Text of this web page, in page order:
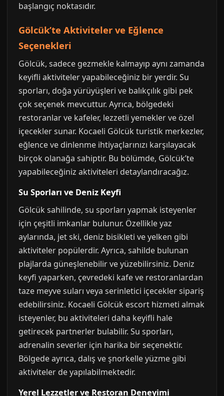
başlangıç noktasıdır.
Gölcük’te Aktiviteler ve Eğlence
Seçenekleri
Gölcük, sadece gezmekle kalmayıp aynı zamanda
keyifli aktiviteler yapabileceğiniz bir yerdir. Su
sporları, doğa yürüyüşleri ve balıkçılık gibi pek
çok seçenek mevcuttur. Ayrıca, bölgedeki
restoranlar ve kafeler, lezzetli yemekler ve özel
içecekler sunar. Kocaeli Gölcük turistik merkezler,
eğlence ve dinlenme ihtiyaçlarınızı karşılayacak
birçok olanağa sahiptir. Bu bölümde, Gölcük’te
yapabileceğiniz aktiviteleri detaylandıracağız.
Su Sporları ve Deniz Keyfi
Gölcük sahilinde, su sporları yapmak isteyenler
için çeşitli imkanlar bulunur. Özellikle yaz
aylarında, jet ski, deniz bisikleti ve yelken gibi
aktiviteler popülerdir. Ayrıca, sahilde bulunan
plajlarda güneşlenebilir ve yüzebilirsiniz. Deniz
keyfi yaparken, çevredeki kafe ve restoranlardan
taze meyve suları veya serinletici içecekler sipariş
edebilirsiniz. Kocaeli Gölcük escort hizmeti almak
isteyenler, bu aktiviteleri daha keyifli hale
getirecek partnerler bulabilir. Su sporları,
adrenalin severler için harika bir seçenektir.
Bölgede ayrıca, dalış ve şnorkelle yüzme gibi
aktiviteler de yapılabilmektedir.
Yerel Lezzetler ve Restoran Deneyimi